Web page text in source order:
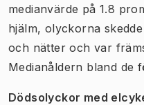
medianvärde på 1.8
hjälm, olyckorna
och nätter och var
Medianåldern bland de
Dödsolyckor med